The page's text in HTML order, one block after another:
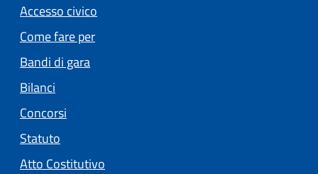
Accesso civico
Come fare per
Bandi di gara
Bilanci
Concorsi
Statuto
Atto Costitutivo